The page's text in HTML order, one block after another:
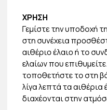
ΧΡΗΣΗ
Γεμίστε την υποδοχή
στη συνέχεια
αιθέριο έλαιο ή το
ελαίων που
τοποθετήστε το στη
λίγα λεπτά τα αιθέρια
διαχέονται στην